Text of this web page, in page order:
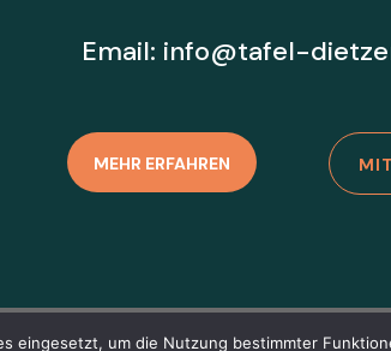
Email: info@tafel-
MEHR ERFAHREN
Impressum
eingesetzt, um die Nutzung bestimmter